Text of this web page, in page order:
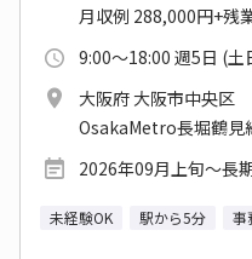
月収例 288,000円+残
9:00～18:00 週5日 (土
大阪府 大阪市中央区
OsakaMetro長堀鶴見
2026年09月上旬～長
未経験OK 駅から5分 事